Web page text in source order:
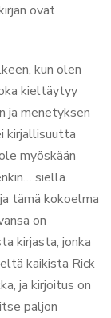
ovat
kun olen
kieltäytyy
ja menetyksen
kirjallisuutta
myöskään
siellä.
tämä kokoelma
on
kirjasta, jonka
kaikista Rick
ja kirjoitus on
paljon